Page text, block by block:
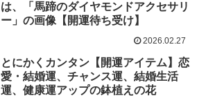
は、「馬蹄のダイヤモンドアクセサリ
ー」の画像【開運待ち受け】
2026.02.27
とにかくカンタン【開運アイテム】恋
愛・結婚運、チャンス運、結婚生活
運、健康運アップの鉢植えの花